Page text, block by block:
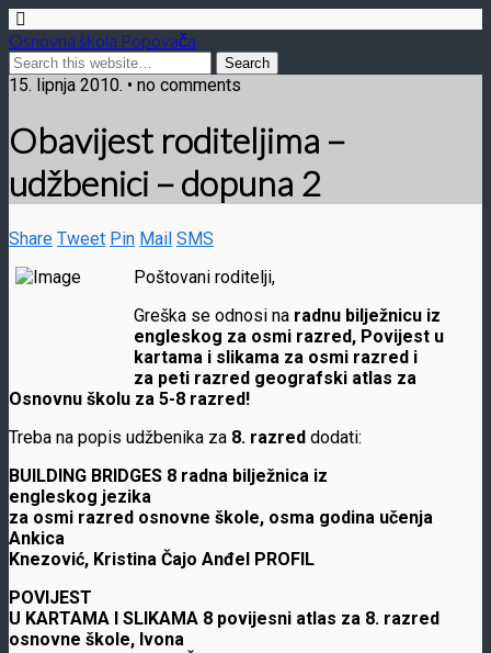
Osnovna škola Popovača
15. lipnja 2010. • no comments
Obavijest roditeljima –
udžbenici – dopuna 2
Share Tweet Pin Mail SMS
Poštovani roditelji,
Greška se odnosi na radnu bilježnicu iz
engleskog za osmi razred, Povijest u
kartama i slikama za osmi razred i
za peti razred geografski atlas za
Osnovnu školu za 5-8 razred!
Treba na popis udžbenika za 8. razred dodati:
BUILDING BRIDGES 8 radna bilježnica iz
engleskog jezika
za osmi razred osnovne škole, osma godina učenja
Ankica
Knezović, Kristina Čajo Anđel PROFIL
POVIJEST
U KARTAMA I SLIKAMA 8 povijesni atlas za 8. razred
osnovne škole, Ivona